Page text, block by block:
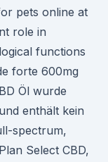
pets online at
role in
functions
forte 600mg
Öl wurde
enthält kein
spectrum,
Select CBD,